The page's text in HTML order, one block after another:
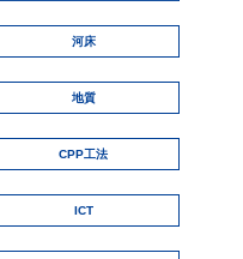
河床
地質
CPP工法
ICT